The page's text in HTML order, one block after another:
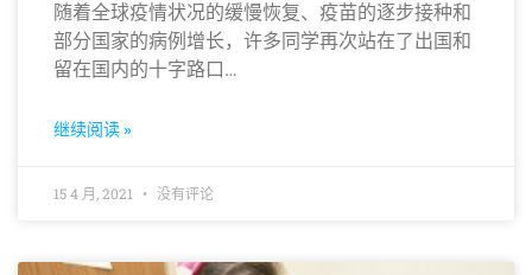
随着全球疫情状况的缓慢恢复、疫苗的逐步接种和
部分国家的病例增长，许多同学再次站在了出国和
留在国内的十字路口…
继续阅读 »
15 4 月, 2021 没有评论